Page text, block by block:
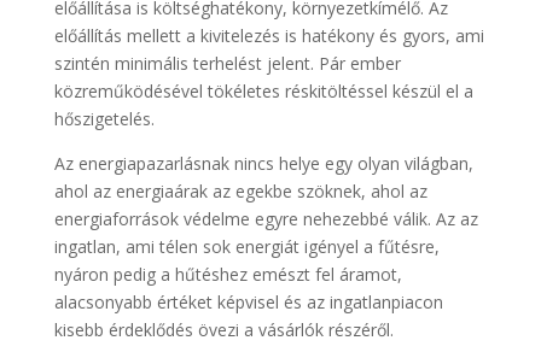
előállítása is költséghatékony, környezetkímélő. Az
előállítás mellett a kivitelezés is hatékony és gyors, ami
szintén minimális terhelést jelent. Pár ember
közreműködésével tökéletes réskitöltéssel készül el a
hőszigetelés.
Az energiapazarlásnak nincs helye egy olyan világban,
ahol az energiaárak az egekbe szöknek, ahol az
energiaforrások védelme egyre nehezebbé válik. Az az
ingatlan, ami télen sok energiát igényel a fűtésre,
nyáron pedig a hűtéshez emészt fel áramot,
alacsonyabb értéket képvisel és az ingatlanpiacon
kisebb érdeklődés övezi a vásárlók részéről.